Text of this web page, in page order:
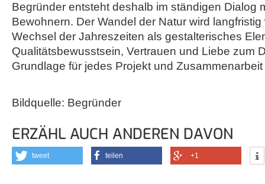
Begründer entsteht deshalb im ständigen Dialog
Bewohnern. Der Wandel der Natur wird
Wechsel der Jahreszeiten als gestalterisches
Qualitätsbewusstsein, Vertrauen und Liebe zum
Grundlage für jedes Projekt und
Bildquelle: Begründer
ERZÄHL AUCH ANDEREN DAVON
tweet teilen +1